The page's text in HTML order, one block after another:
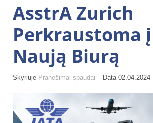
AsstrA Zurich
Perkraustoma į
Naują Biurą
Skyriuje Pranešimai spaudai Data 02.04.2024